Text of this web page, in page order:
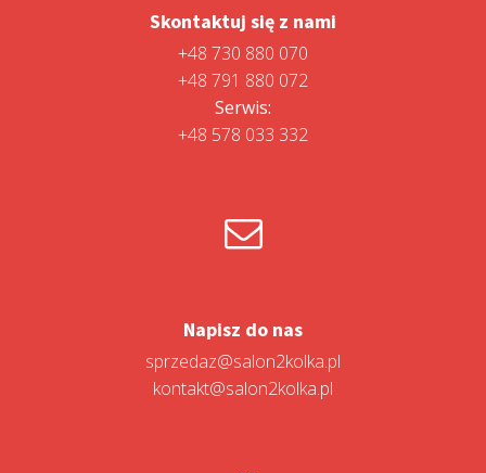
Skontaktuj się z nami
+48 730 880 070
+48 791 880 072
Serwis:
+48 578 033 332
Napisz do nas
sprzedaz@salon2kolka.pl
kontakt@salon2kolka.pl